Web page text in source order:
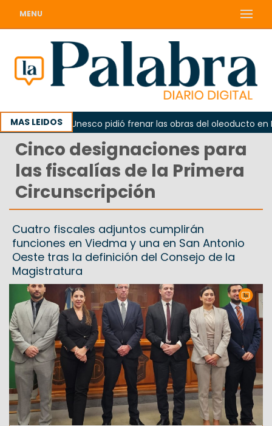
MENU
MAS LEIDOSLa Unesco pidió frenar las obras del oleoducto en
Cinco designaciones para
las fiscalías de la Primera
Circunscripción
Cuatro fiscales adjuntos cumplirán
funciones en Viedma y una en San Antonio
Oeste tras la definición del Consejo de la
Magistratura